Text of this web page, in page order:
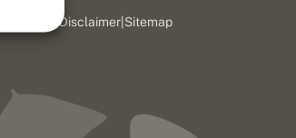
Disclaimer Sitemap